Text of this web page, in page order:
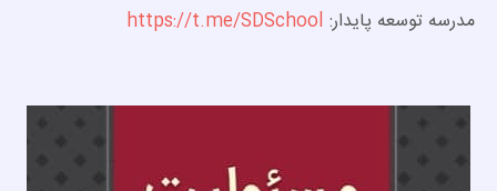
مدرسه توسعه پایدار: https://t.me/SDSchool